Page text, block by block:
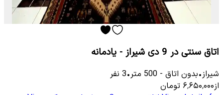
اتاق سنتی در 9 دی شیراز - یادمانه
شیراز•بدون اتاق -
500 متر•
3 نفر
از۶٬۶۵۰٬۰۰۰ تومان